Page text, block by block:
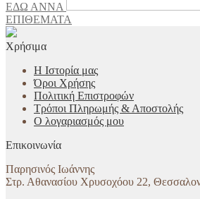
ΕΔΩ ΑΝΝΑ
ΕΠΙΘΕΜΑΤΑ
Χρήσιμα
Η Ιστορία μας
Όροι Χρήσης
Πολιτική Επιστροφών
Τρόποι Πληρωμής & Αποστολής
Ο λογαριασμός μου
Επικοινωνία
Παρησινός Ιωάννης
Στρ. Αθανασίου Χρυσοχόου 22,